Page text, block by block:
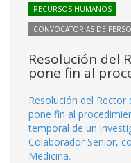
RECURSOS HUMANOS
CONVOCATORIAS DE
Resolución del
pone fin al
Resolución del Rector
pone fin al
temporal de un
Colaborador Senior,
Medicina.